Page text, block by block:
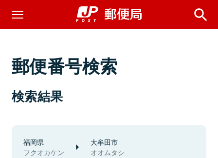
郵便番号検索
検索結果
福岡県
フクオカケン
大牟田市
オオムタシ